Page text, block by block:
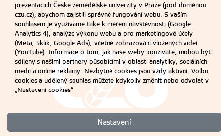
prezentacích České zemědělské univerzity v Praze (pod doménou
czu.cz), abychom zajistili správné fungování webu. S vaším
souhlasem je využíváme také k měření návštěvnosti (Google
Analytics 4), analýze výkonu webu a pro marketingové účely
(Meta, Sklik, Google Ads), včetně zobrazování vložených videí
(YouTube). Informace o tom, jak naše weby používáte, mohou být
sdíleny s našimi partnery působícími v oblasti analytiky, sociálních
médií a online reklamy. Nezbytné cookies jsou vždy aktivní. Volbu
cookies a udělený souhlas můžete kdykoliv změnit nebo odvolat v
„Nastavení cookies“.
Nastavení